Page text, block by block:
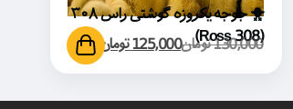
🐥 جوجه یکروزه گوشتی راس ۳۰۸
(Ross 308)
130,000تومان125,000 تومان